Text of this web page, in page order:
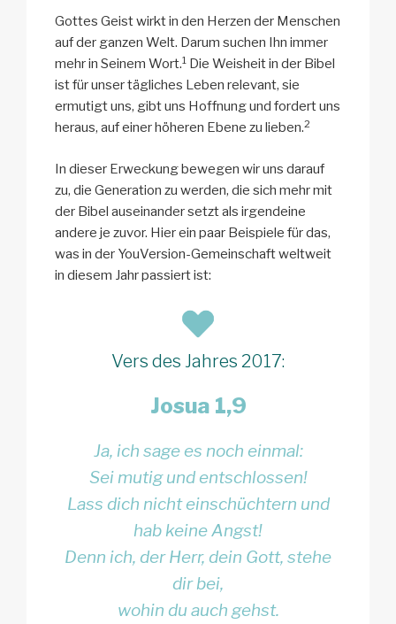
Gottes Geist wirkt in den Herzen der Menschen
auf der ganzen Welt. Darum suchen Ihn immer
mehr in Seinem Wort.1 Die Weisheit in der Bibel
ist für unser tägliches Leben relevant, sie
ermutigt uns, gibt uns Hoffnung und fordert uns
heraus, auf einer höheren Ebene zu lieben.2
In dieser Erweckung bewegen wir uns darauf
zu, die Generation zu werden, die sich mehr mit
der Bibel auseinander setzt als irgendeine
andere je zuvor. Hier ein paar Beispiele für das,
was in der YouVersion-Gemeinschaft weltweit
in diesem Jahr passiert ist:
Vers des Jahres 2017:
Josua 1,9
Ja, ich sage es noch einmal:
Sei mutig und entschlossen!
Lass dich nicht einschüchtern und
hab keine Angst!
Denn ich, der Herr, dein Gott, stehe
dir bei,
wohin du auch gehst.